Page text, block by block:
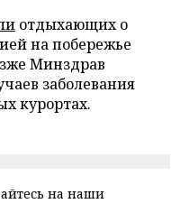
отдыхающих о
на побережье
Минздрав
заболевания
курортах.
на наши